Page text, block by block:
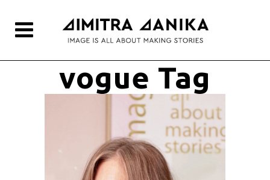
vogue Tag